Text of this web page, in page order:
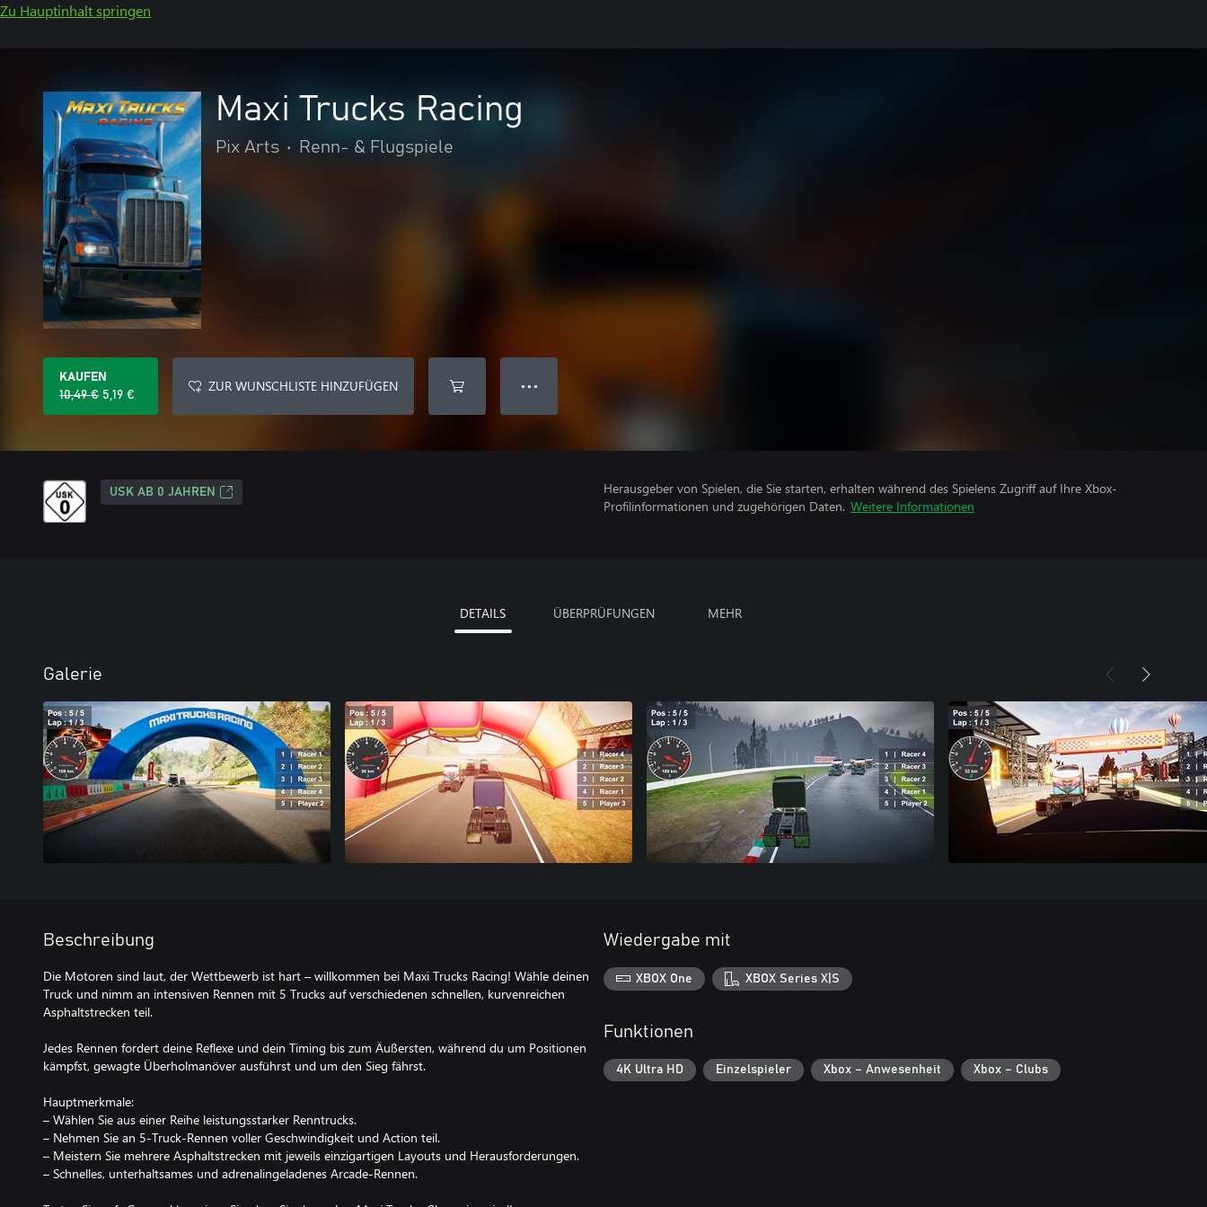
Zu Hauptinhalt springen
Maxi Trucks Racing
Pix Arts • Renn- & Flugspiele
KAUFEN
10,49 € 5,19 €
ZUR WUNSCHLISTE HINZUFÜGEN ● ● ●
USK AB 0 JAHREN
Herausgeber von Spielen, die Sie starten, erhalten während des Spielens Zugriff auf Ihre Xbox-
Profilinformationen und zugehörigen Daten. Weitere Informationen
DETAILS ÜBERPRÜFUNGEN MEHR
Galerie
Beschreibung
Die Motoren sind laut, der Wettbewerb ist hart – willkommen bei Maxi Trucks Racing! Wähle deinen
Truck und nimm an intensiven Rennen mit 5 Trucks auf verschiedenen schnellen, kurvenreichen
Asphaltstrecken teil.
Jedes Rennen fordert deine Reflexe und dein Timing bis zum Äußersten, während du um Positionen
kämpfst, gewagte Überholmanöver ausführst und um den Sieg fährst.
Hauptmerkmale:
– Wählen Sie aus einer Reihe leistungsstarker Renntrucks.
– Nehmen Sie an 5-Truck-Rennen voller Geschwindigkeit und Action teil.
– Meistern Sie mehrere Asphaltstrecken mit jeweils einzigartigen Layouts und Herausforderungen.
– Schnelles, unterhaltsames und adrenalingeladenes Arcade-Rennen.
Wiedergabe mit
XBOX One XBOX Series X|S
Funktionen
4K Ultra HD Einzelspieler Xbox – Anwesenheit Xbox – Clubs